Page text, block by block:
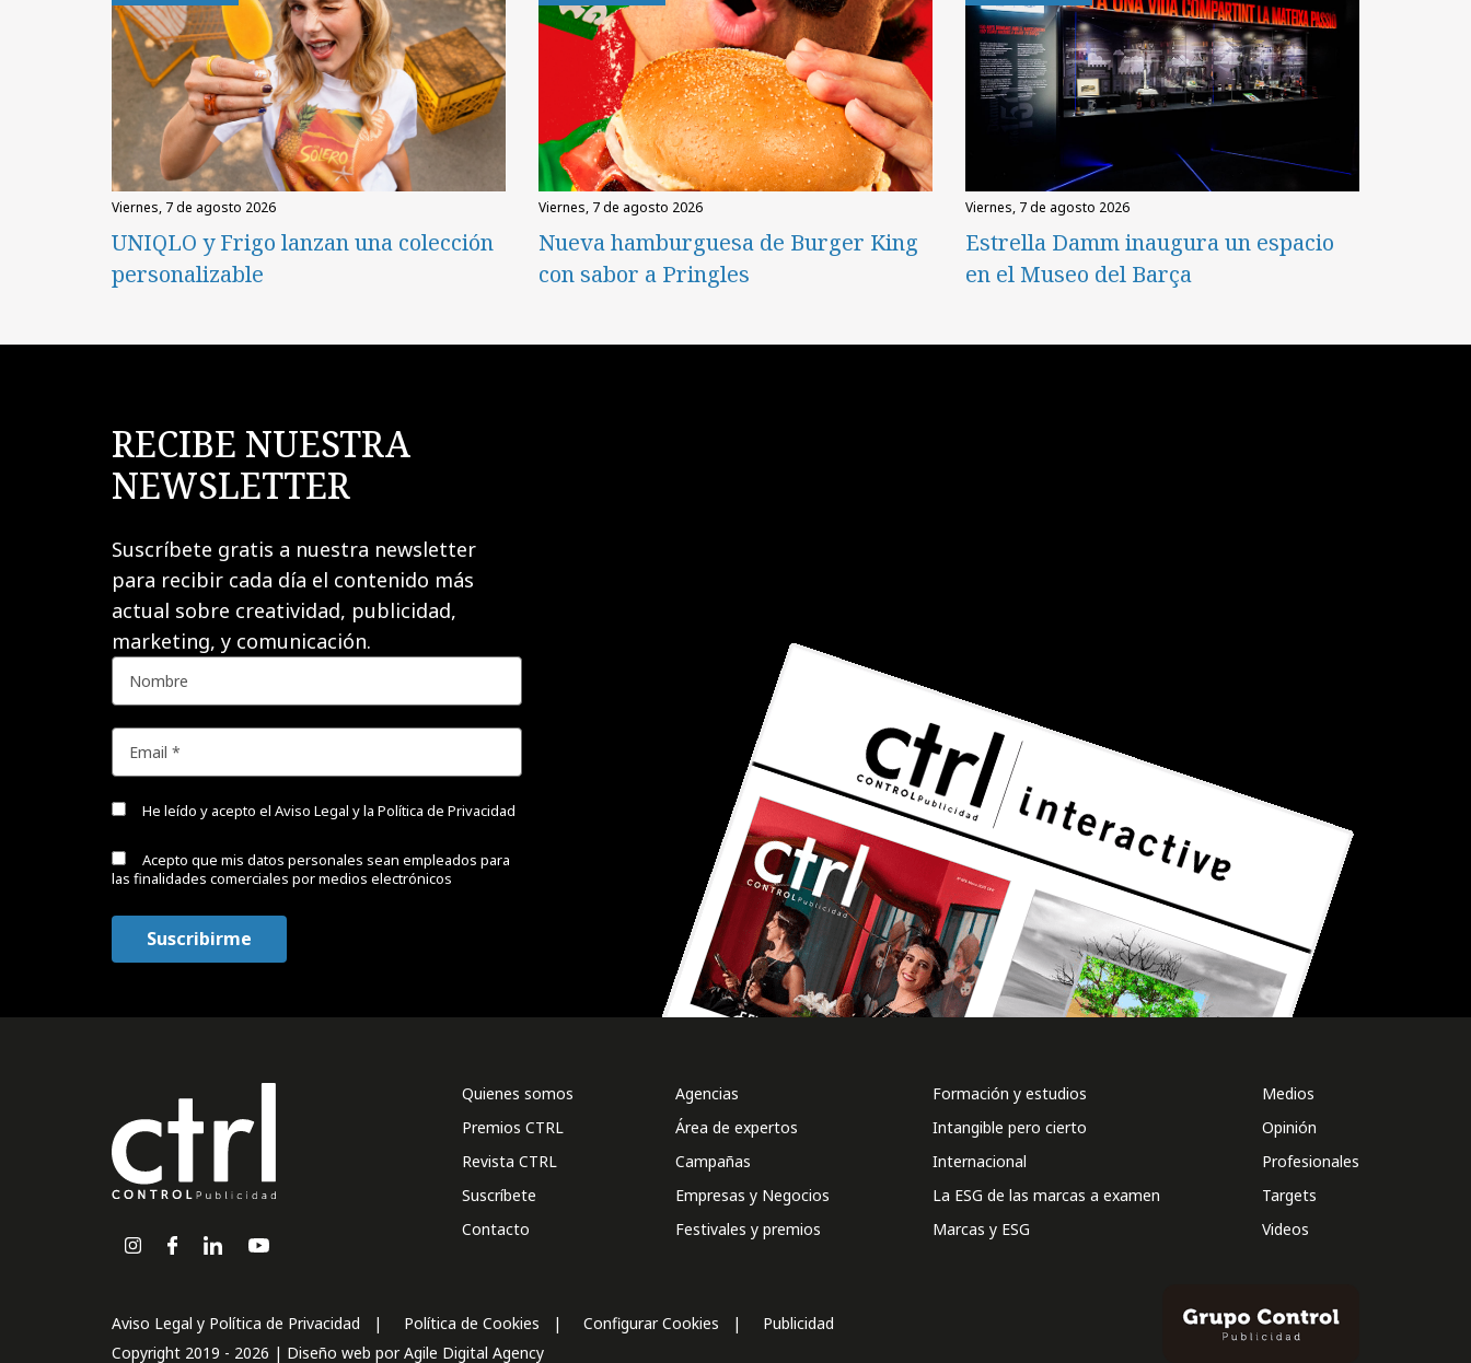
viernes, 7 de agosto 2026
UNIQLO y Frigo lanzan una colección
personalizable
viernes, 7 de agosto 2026
Nueva hamburguesa de Burger King
con sabor a Pringles
viernes, 7 de agosto 2026
Estrella Damm inaugura un espacio
en el Museo del Barça
RECIBE NUESTRA
NEWSLETTER
Suscríbete gratis a nuestra newsletter
para recibir cada día el contenido más
actual sobre creatividad, publicidad,
marketing, y comunicación.
He leído y acepto el Aviso Legal y la Política de Privacidad
Acepto que mis datos personales sean empleados para
las finalidades comerciales por medios electrónicos
Quienes somos
Premios CTRL
Revista CTRL
Suscríbete
Contacto
Agencias
Área de expertos
Campañas
Empresas y Negocios
Festivales y premios
Formación y estudios
Intangible pero cierto
Internacional
La ESG de las marcas a examen
Marcas y ESG
Medios
Opinión
Profesionales
Targets
Videos
Aviso Legal y Política de Privacidad Política de Cookies Configurar Cookies
Publicidad
Copyright 2019 - 2026 | Diseño web porAgile Digital Agency